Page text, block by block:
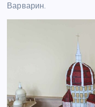
Варварин.